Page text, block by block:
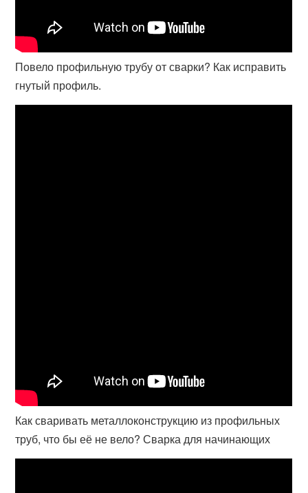
Повело профильную трубу от сварки? Как исправить
гнутый профиль.
Как сваривать металлоконструкцию из профильных
труб, что бы её не вело? Сварка для начинающих